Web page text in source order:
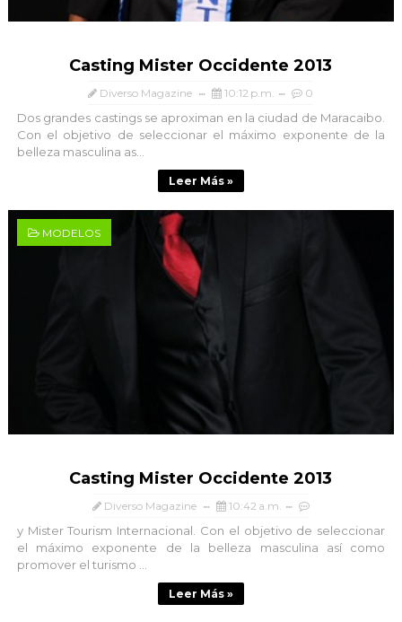
Casting Mister Occidente 2013
Diverso Magazine 10:12 p.m. 0
Dos grandes castings se aproximan en la ciudad de Maracaibo.
Con el objetivo de seleccionar el máximo exponente de la
belleza masculina as...
Leer Más »
MODELOS
Casting Mister Occidente 2013
Diverso Magazine 10:42 a.m.
y Mister Tourism Internacional. Con el objetivo de seleccionar
el máximo exponente de la belleza masculina así como
promover el turismo ...
Leer Más »